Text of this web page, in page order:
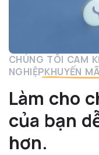
CHÚNG TÔI CAM
NGHIỆPKHUYẾN
Làm cho
của bạn
hơn.